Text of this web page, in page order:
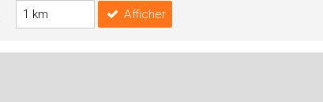
Afficher